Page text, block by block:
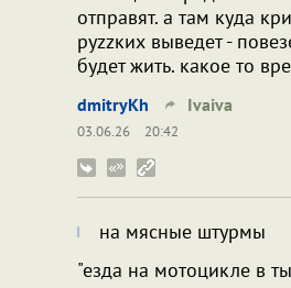
отправят. а там куда
руzzких выведет -
будет жить. какое то
dmitryKh Ivaiva
03.06.26
20:42
на мясные штурмы
"езда на мотоцикле в